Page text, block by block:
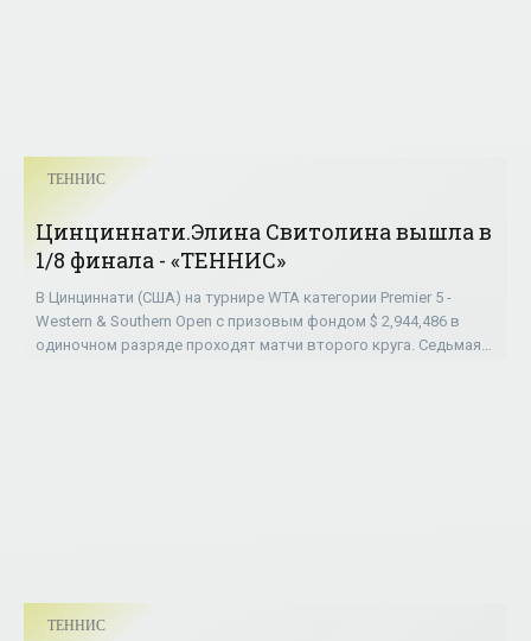
ТЕННИС
Цинциннати.Элина Свитолина вышла в
1/8 финала - «ТЕННИС»
В Цинциннати (США) на турнире WTA категории Premier 5 -
Western & Southern Open с призовым фондом $ 2,944,486 в
одиночном разряде проходят матчи второго круга. Седьмая
ТЕННИС